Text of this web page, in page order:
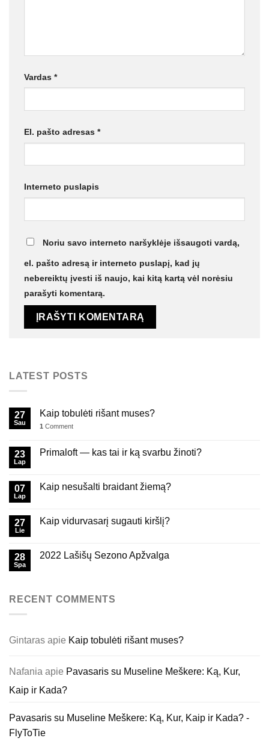
Vardas *
El. pašto adresas *
Interneto puslapis
Noriu savo interneto naršyklėje išsaugoti vardą,
el. pašto adresą ir interneto puslapį, kad jų
nebereiktų įvesti iš naujo, kai kitą kartą vėl norėsiu
parašyti komentarą.
LATEST POSTS
27
Sau
Kaip tobulėti rišant muses?
1 Comment
23
Lap
Primaloft — kas tai ir ką svarbu žinoti?
07
Lap
Kaip nesušalti braidant žiemą?
27
Lie
Kaip vidurvasarį sugauti kiršlį?
28
Spa
2022 Lašišų Sezono Apžvalga
RECENT COMMENTS
Gintaras apie Kaip tobulėti rišant muses?
Nafania apie Pavasaris su Museline Meškere: Ką, Kur,
Kaip ir Kada?
Pavasaris su Museline Meškere: Ką, Kur, Kaip ir Kada? -
FlyToTie